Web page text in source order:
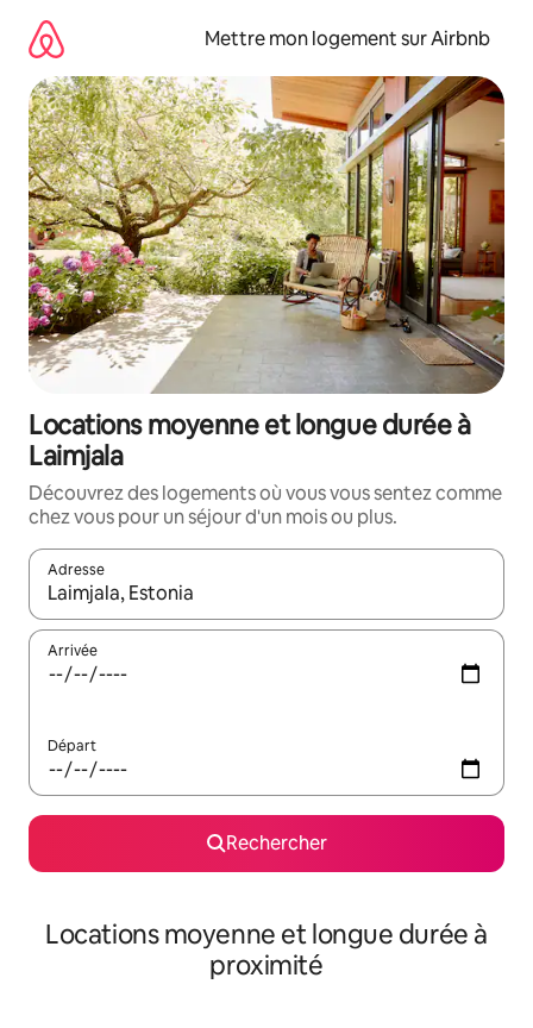
directement
contenu
Mettre mon logement sur Airbnb
Locations moyenne et longue durée à
Laimjala
Découvrez des logements où vous vous sentez comme
chez vous pour un séjour d'un mois ou plus.
Adresse
Lorsque les résultats s'affichent, utilisez les flèches vers le
Arrivée
Départ
Rechercher
Locations moyenne et longue durée à
proximité